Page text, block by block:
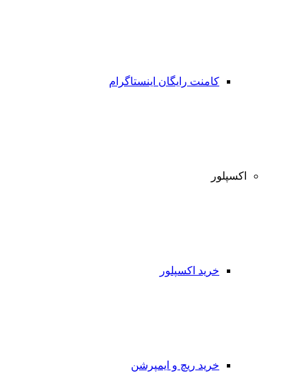
کامنت رایگان اینستاگرام
اکسپلور
خرید اکسپلور
خرید ریچ و ایمپرشن